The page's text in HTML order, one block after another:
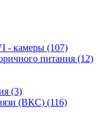
- камеры (107)
питания (12)
(3)
(ВКС) (116)